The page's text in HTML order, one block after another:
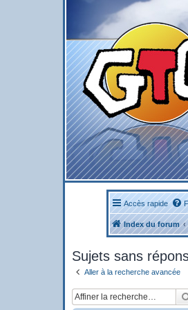
Accès rapide
Index du forum
Sujets sans
Aller à la recherche avancée